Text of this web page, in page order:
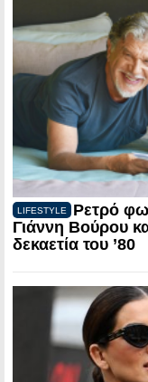
LIFESTYLE
Ρετρό
Γιάννη Βούρου
δεκαετία του ’80